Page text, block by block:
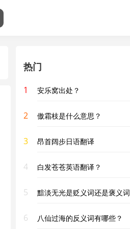
热门
1 安乐窝出处？
2 傲霜枝是什么意思？
3 昂首阔步日语翻译
4 白发苍苍英语翻译？
5 黯淡无光是贬义词还是褒义词
6 八仙过海的反义词有哪些？